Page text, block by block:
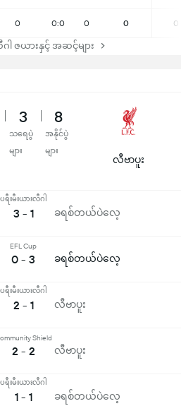
0 0:0 0 0 0
ါ ဇယားနှင့် အဆင့်များ
3
သရေပွဲ
များ
8
အနိုင်ပွဲ
များ
လီဗာပူး
ပရီးမီးယားလီဂါ
3 - 1 ခရစ်တယ်ပဲလေ့
EFL Cup
0 - 3 ခရစ်တယ်ပဲလေ့
ပရီးမီးယားလီဂါ
2 - 1 လီဗာပူး
Shield
2 - 2 လီဗာပူး
ပရီးမီးယားလီဂါ
1 - 1 ခရစ်တယ်ပဲလေ့